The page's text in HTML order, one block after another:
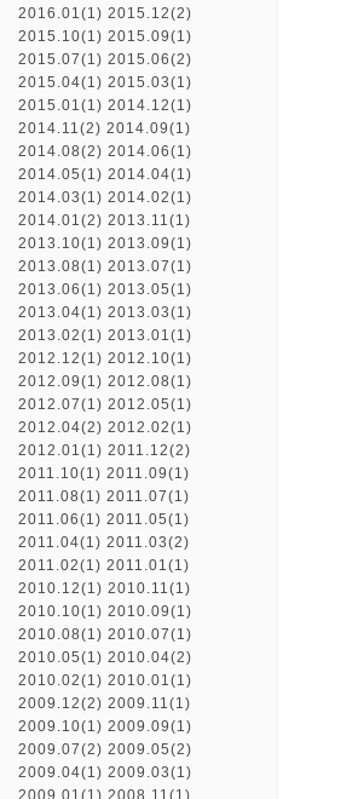
2016.01(1) 2015.12(2)
2015.10(1) 2015.09(1)
2015.07(1) 2015.06(2)
2015.04(1) 2015.03(1)
2015.01(1) 2014.12(1)
2014.11(2) 2014.09(1)
2014.08(2) 2014.06(1)
2014.05(1) 2014.04(1)
2014.03(1) 2014.02(1)
2014.01(2) 2013.11(1)
2013.10(1) 2013.09(1)
2013.08(1) 2013.07(1)
2013.06(1) 2013.05(1)
2013.04(1) 2013.03(1)
2013.02(1) 2013.01(1)
2012.12(1) 2012.10(1)
2012.09(1) 2012.08(1)
2012.07(1) 2012.05(1)
2012.04(2) 2012.02(1)
2012.01(1) 2011.12(2)
2011.10(1) 2011.09(1)
2011.08(1) 2011.07(1)
2011.06(1) 2011.05(1)
2011.04(1) 2011.03(2)
2011.02(1) 2011.01(1)
2010.12(1) 2010.11(1)
2010.10(1) 2010.09(1)
2010.08(1) 2010.07(1)
2010.05(1) 2010.04(2)
2010.02(1) 2010.01(1)
2009.12(2) 2009.11(1)
2009.10(1) 2009.09(1)
2009.07(2) 2009.05(2)
2009.04(1) 2009.03(1)
2009.01(1) 2008.11(1)